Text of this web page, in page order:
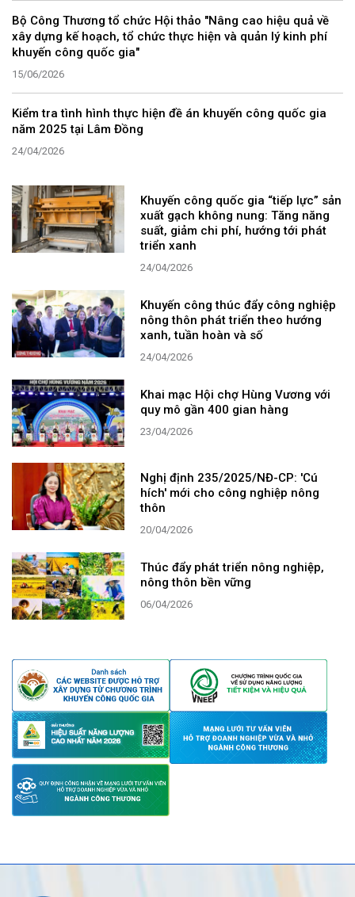
Bộ Công Thương tổ chức Hội thảo "Nâng cao hiệu quả về
xây dựng kế hoạch, tổ chức thực hiện và quản lý kinh phí
khuyến công quốc gia"
15/06/2026
Kiểm tra tình hình thực hiện đề án khuyến công quốc gia
năm 2025 tại Lâm Đồng
24/04/2026
Khuyến công quốc gia “tiếp lực” sản
xuất gạch không nung: Tăng năng
suất, giảm chi phí, hướng tới phát
triển xanh
24/04/2026
Khuyến công thúc đẩy công nghiệp
nông thôn phát triển theo hướng
xanh, tuần hoàn và số
24/04/2026
Khai mạc Hội chợ Hùng Vương với
quy mô gần 400 gian hàng
23/04/2026
Nghị định 235/2025/NĐ-CP: 'Cú
hích' mới cho công nghiệp nông
thôn
20/04/2026
Thúc đẩy phát triển nông nghiệp,
nông thôn bền vững
06/04/2026